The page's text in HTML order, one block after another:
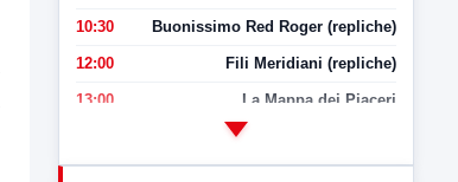
10:30 Buonissimo Red Roger (repliche)
12:00 Fili Meridiani (repliche)
13:00 La Mappa dei Piaceri